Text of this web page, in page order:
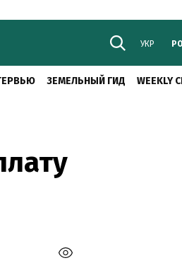
УКР
ЗЕМЕЛЬНЫЙ ГИД WEEKLY